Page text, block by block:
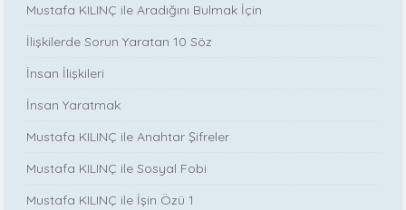
Mustafa KILINÇ ile Aradığını Bulmak İçin
İlişkilerde Sorun Yaratan 10 Söz
İnsan İlişkileri
İnsan Yaratmak
Mustafa KILINÇ ile Anahtar Şifreler
Mustafa KILINÇ ile Sosyal Fobi
Mustafa KILINÇ ile İşin Özü 1